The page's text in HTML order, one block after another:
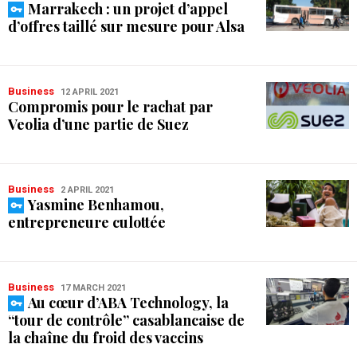
Marrakech : un projet d’appel
d’offres taillé sur mesure pour Alsa
Business 12 APRIL 2021
Compromis pour le rachat par
Veolia d’une partie de Suez
Business 2 APRIL 2021
Yasmine Benhamou,
entrepreneure culottée
Business 17 MARCH 2021
Au cœur d’ABA Technology, la
“tour de contrôle” casablancaise de
la chaîne du froid des vaccins